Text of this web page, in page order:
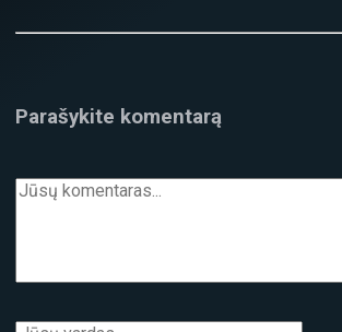
Parašykite komentarą